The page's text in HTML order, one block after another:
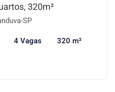
320m²
SP
4 Vagas 320 m²